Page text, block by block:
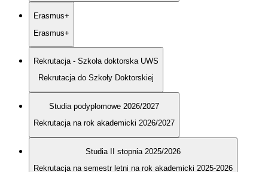
Erasmus+
Erasmus+
Rekrutacja - Szkoła doktorska UWS
Rekrutacja do Szkoły Doktorskiej
Studia podyplomowe 2026/2027
Rekrutacja na rok akademicki 2026/2027
Studia II stopnia 2025/2026
Rekrutacja na semestr letni na rok akademicki 2025-2026